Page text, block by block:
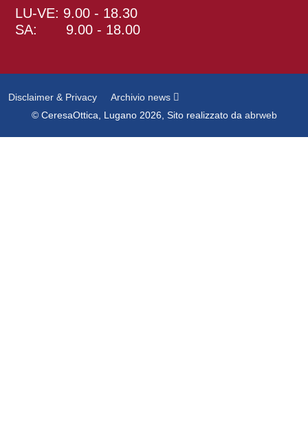
LU-VE: 9.00 - 18.30
SA: 9.00 - 18.00
Disclaimer & Privacy
Archivio news
© CeresaOttica, Lugano 2026, Sito realizzato da abrweb